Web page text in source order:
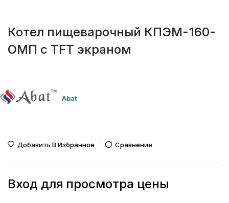
Котел пищеварочный КПЭМ-160-
ОМП с TFT экраном
Abat
Добавить В Избранное Сравнение
Вход для просмотра цены